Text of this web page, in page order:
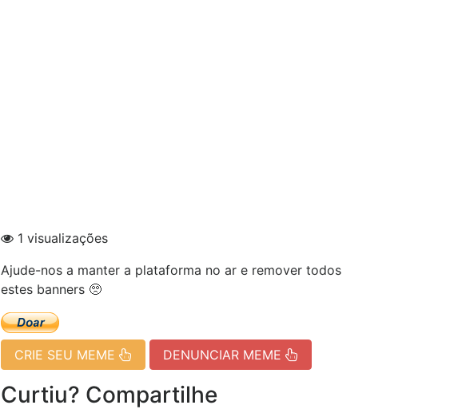
1 visualizações
Ajude-nos a manter a plataforma no ar e remover todos
estes banners 🥺
CRIE SEU MEME DENUNCIAR MEME
Curtiu? Compartilhe